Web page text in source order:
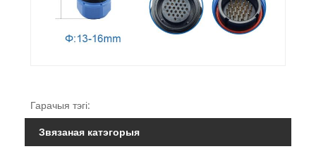
Гарачыя тэгі:
Звязаная катэгорыя